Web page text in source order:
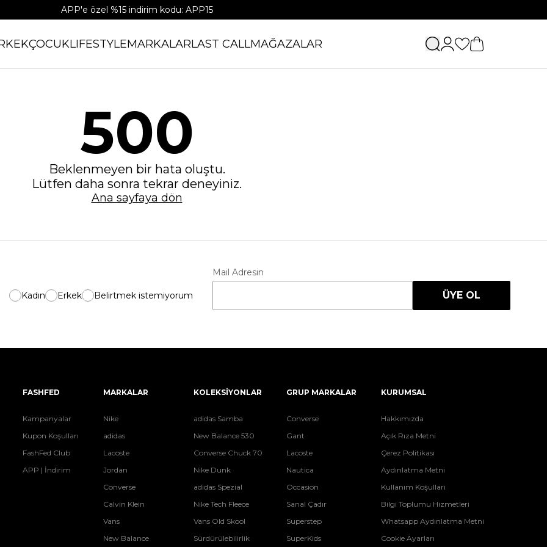
APP'e özel %15 indirim kodu: APP15
ÇOCUKLIFESTYLEMARKALARLAST CALLMAĞAZALAR
500
Beklenmeyen bir hata oluştu.
Lütfen daha sonra tekrar deneyiniz.
Ana sayfaya dön
Kadın Erkek Belirtmek istemiyorum
Mail Adresin
ÜYE OL
FASHFED
Kampanyalar
Kupon Koşulları
FashFed Club
APP | İndirim
MARKALAR
Nike
adidas
Lacoste
Jordan
Converse
Calvin Klein
Vans
New Balance
KOLEKSİYONLAR
adidas Samba
New Balance 530
Converse Chuck 70
Nike Dunk
adidas Spezial
Nike Tech Fleece
Vans Old Skool
Sürdürülebilirlik
GRUP MARKALAR
Converse
Gant
Lacoste
Nautica
Occasion
Sanal Çadır
Superstep
SuperKids
KURUMSAL
Hakkımızda
Açık Rıza Metni
Çerez Politikası
Aydınlatma Metni
Kullanım Koşulları
Bilgi Toplumu Hizmetleri
Whatsapp Aydınlatma Metni
Cookie Ayarları